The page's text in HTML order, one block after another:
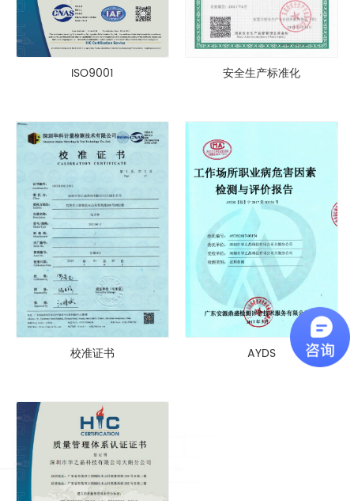
ISO9001 安全生产标准化
校准证书 AYDS